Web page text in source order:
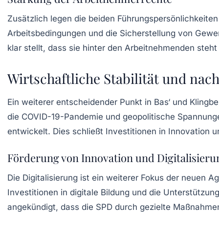
Zusätzlich legen die beiden
Arbeitsbedingungen und die Sicherstellung von
klar stellt, dass sie hinter den Arbeitnehmenden
Wirtschaftliche Stabilität und
Ein weiterer entscheidender Punkt in Bas‘ und
die COVID-19-Pandemie und geopolitische
entwickelt. Dies schließt Investitionen in Innovation
Förderung von Innovation und
Die Digitalisierung ist ein weiterer Fokus der neuen
Investitionen in digitale Bildung und die
angekündigt, dass die SPD durch gezielte